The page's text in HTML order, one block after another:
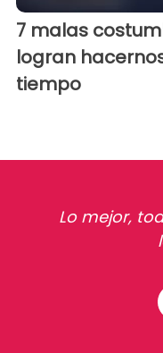
7 malas
logran
tiempo
Lo mejor,